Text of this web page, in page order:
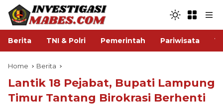
Berita TNI & Polri Pemerintah Pariwisata
Home Berita
Lantik 18 Pejabat, Bupati Lampung
Timur Tantang Birokrasi Berhenti